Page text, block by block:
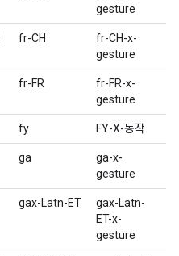
gesture
fr-CH
fr-CH-x-
gesture
fr-FR
fr-FR-x-
gesture
fy FY-X-동작
ga
ga-x-
gesture
gax-Latn-ET
gax-Latn-
ET-x-
gesture